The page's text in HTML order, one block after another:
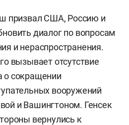
призвал США, Россию и
диалог по вопросам
и нераспространения.
вызывает отсутствие
о сокращении
вооружений
и Вашингтоном. Генсек
вернулись к